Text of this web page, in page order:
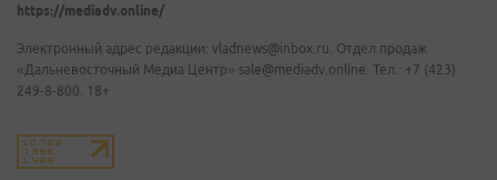
https://mediadv.online/
Электронный адрес редакции: vladnews@inbox.ru. Отдел продаж
«Дальневосточный Медиа Центр» sale@mediadv.online. Тел.: +7 (423)
249-8-800. 18+